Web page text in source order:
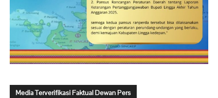
Media Terverifikasi Faktual Dewan Pers